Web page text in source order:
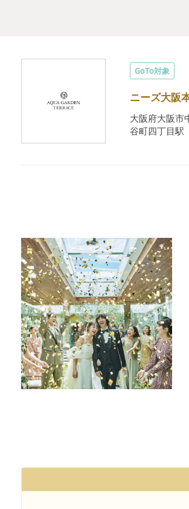
GoTo対象
ニーズ大阪
大阪府大阪市
谷町四丁目駅